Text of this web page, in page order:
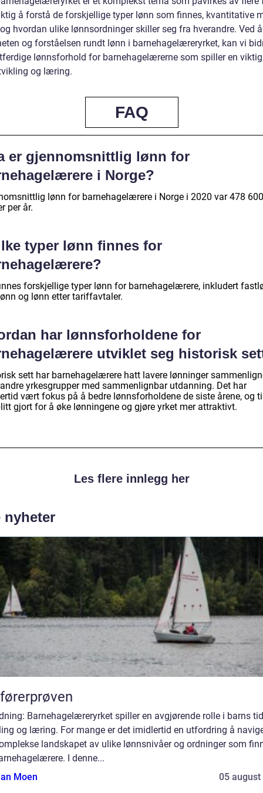
å forstå de forskjellige typer lønn som finnes, kvantitative
hvordan ulike lønnsordninger skiller seg fra hverandre. Ved
og forståelsen rundt lønn i barnehagelæreryrket, kan vi
lønnsforhold for barnehagelærerne som spiller en
og læring.
FAQ
er gjennomsnittlig lønn for
i Norge?
lønn for barnehagelærere i Norge i 2020 var 478 600
per år.
typer lønn finnes for
forskjellige typer lønn for barnehagelærere, inkludert
og lønn etter tariffavtaler.
har lønnsforholdene for
utviklet seg historisk
sett har barnehagelærere hatt lavere lønninger
yrkesgrupper med sammenlignbar utdanning. Det har
vært fokus på å bedre lønnsforholdene de siste årene, og
gjort for å øke lønningene og gjøre yrket mer attraktivt.
Les flere innlegg her
nyheter
Barnehagelæreryrket spiller en avgjørende rolle i barns
og læring. For mange er det imidlertid en utfordring å
landskapet av ulike lønnsnivåer og ordninger som
I denne...
Moen
05 august